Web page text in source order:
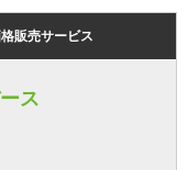
販売サービス
ス